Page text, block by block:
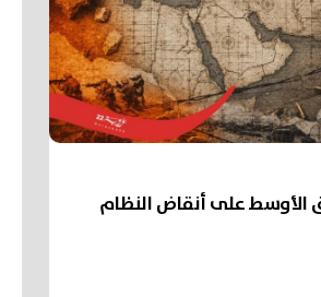
على أنقاض النظام